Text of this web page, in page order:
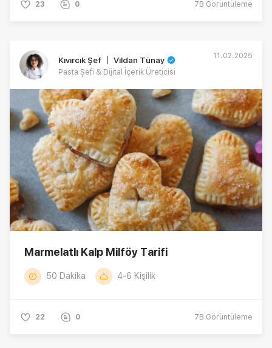
23 0 7B Görüntüleme
Kıvırcık Şef 〡 Vildan Tünay
Pasta Şefi & Dijital İçerik Üreticisi
11.02.2025
Marmelatlı Kalp Milföy Tarifi
50 Dakika 4-6 Kişilik
22 0 7B Görüntüleme